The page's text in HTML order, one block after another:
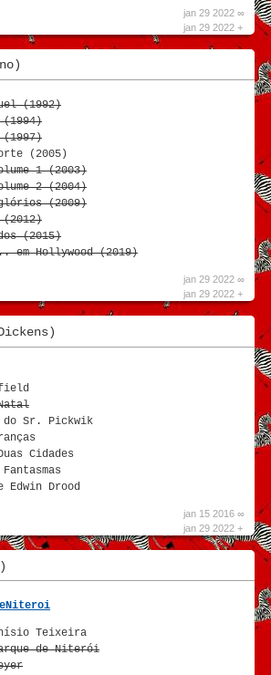
jan 29 2022 ∞
jan 29 2022 +
(1992)
(1997)
(2005)
1 (2003)
2 (2004)
(2009)
(2015)
em Hollywood (2019)
jan 29 2022 ∞
jan 29 2022 +
do Sr. Pickwik
Cidades
Drood
jan 15 2016 ∞
jan 29 2022 +
Teixeira
de Niterói